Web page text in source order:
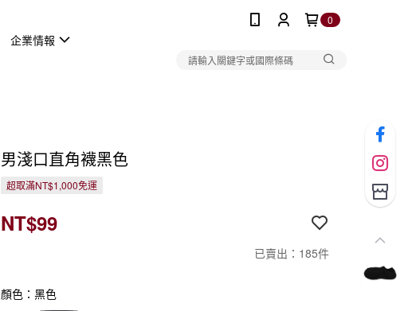
0
企業情報
男淺口直角襪黑色
超取滿NT$1,000免運
NT$99
已賣出：185件
顏色：黑色